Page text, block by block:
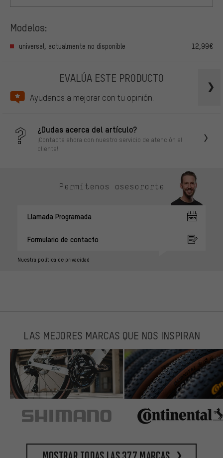
Modelos:
universal, actualmente no disponible 12,99€
EVALÚA ESTE PRODUCTO
Ayudanos a mejorar con tu opinión.
¿Dudas acerca del artículo?
¡Contacta ahora con nuestro servicio de atención al
cliente!
Permítenos asesorarte
Llamada Programada
Formulario de contacto
Nuestra política de privacidad
LAS MEJORES MARCAS QUE NOS INSPIRAN